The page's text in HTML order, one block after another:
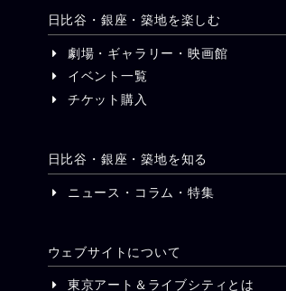
日比谷・銀座・築地を楽しむ
劇場・ギャラリー・映画館
イベント一覧
チケット購入
日比谷・銀座・築地を知る
ニュース・コラム・特集
ウェブサイトについて
東京アート＆ライブシティとは